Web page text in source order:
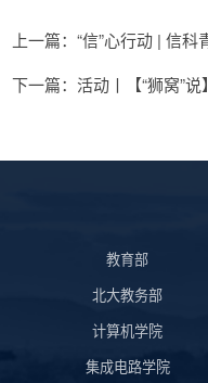
上一篇：“信”心行动 | 信
下一篇：活动丨【“狮窝”说
教育部
北大教务部
计算机学院
集成电路学院